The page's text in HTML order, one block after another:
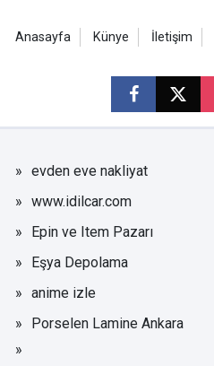
Anasayfa Künye İletişim
evden eve nakliyat
www.idilcar.com
Epin ve Item Pazarı
Eşya Depolama
anime izle
Porselen Lamine Ankara